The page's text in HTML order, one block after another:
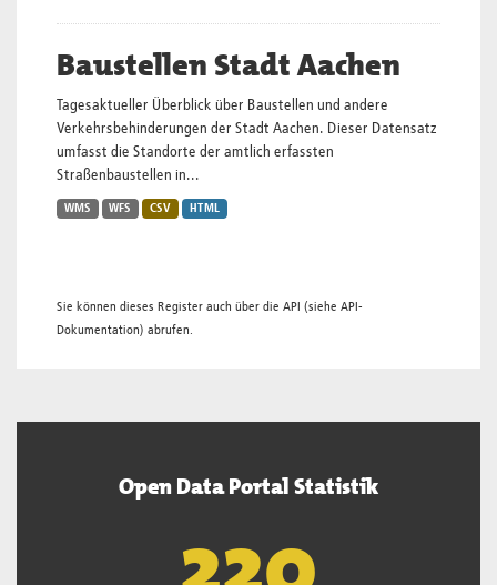
Baustellen Stadt Aachen
Tagesaktueller Überblick über Baustellen und andere
Verkehrsbehinderungen der Stadt Aachen. Dieser Datensatz
umfasst die Standorte der amtlich erfassten
Straßenbaustellen in...
WMS WFS CSV HTML
Sie können dieses Register auch über die API (siehe API-
Dokumentation) abrufen.
Open Data Portal Statistik